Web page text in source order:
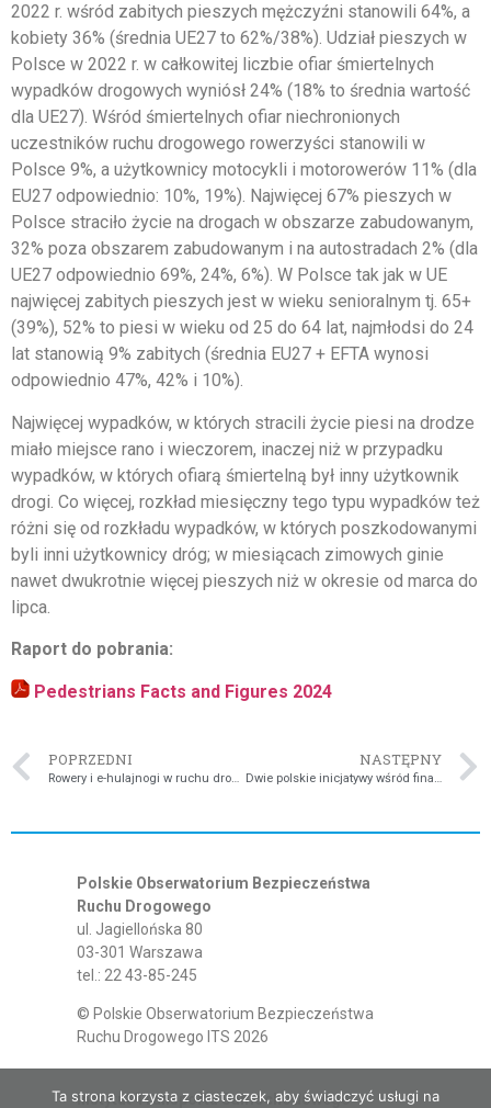
2022 r. wśród zabitych pieszych mężczyźni stanowili 64%, a
kobiety 36% (średnia UE27 to 62%/38%). Udział pieszych w
Polsce w 2022 r. w całkowitej liczbie ofiar śmiertelnych
wypadków drogowych wyniósł 24% (18% to średnia wartość
dla UE27). Wśród śmiertelnych ofiar niechronionych
uczestników ruchu drogowego rowerzyści stanowili w
Polsce 9%, a użytkownicy motocykli i motorowerów 11% (dla
EU27 odpowiednio: 10%, 19%). Najwięcej 67% pieszych w
Polsce straciło życie na drogach w obszarze zabudowanym,
32% poza obszarem zabudowanym i na autostradach 2% (dla
UE27 odpowiednio 69%, 24%, 6%). W Polsce tak jak w UE
najwięcej zabitych pieszych jest w wieku senioralnym tj. 65+
(39%), 52% to piesi w wieku od 25 do 64 lat, najmłodsi do 24
lat stanowią 9% zabitych (średnia EU27 + EFTA wynosi
odpowiednio 47%, 42% i 10%).
Najwięcej wypadków, w których stracili życie piesi na drodze
miało miejsce rano i wieczorem, inaczej niż w przypadku
wypadków, w których ofiarą śmiertelną był inny użytkownik
drogi. Co więcej, rozkład miesięczny tego typu wypadków też
różni się od rozkładu wypadków, w których poszkodowanymi
byli inni użytkownicy dróg; w miesiącach zimowych ginie
nawet dwukrotnie więcej pieszych niż w okresie od marca do
lipca.
Raport do pobrania:
Pedestrians Facts and Figures 2024
POPRZEDNI
Rowery i e-hulajnogi w ruchu drogowym – badania międzynarodowe i krajowe
NASTĘPNY
Dwie polskie inicjatywy wśród finalistów w konkursie Doskonałość w Bezpieczeństwie Ruchu Drogowego 2025 (Excellence in Road Safety Awards)
Polskie Obserwatorium Bezpieczeństwa
Ruchu Drogowego
ul. Jagiellońska 80
03-301 Warszawa
tel.: 22 43-85-245
© Polskie Obserwatorium Bezpieczeństwa
Ruchu Drogowego ITS 2026
Instytut Transportu Samochodowego
Ta strona korzysta z ciasteczek, aby świadczyć usługi na